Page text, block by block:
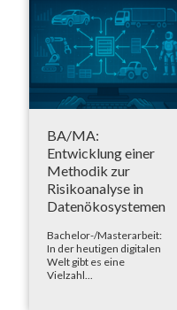
BA/MA:
Entwicklung einer
Methodik zur
Risikoanalyse in
Datenökosystemen
Bachelor-/Masterarbeit:
In der heutigen digitalen
Welt gibt es eine
Vielzahl...